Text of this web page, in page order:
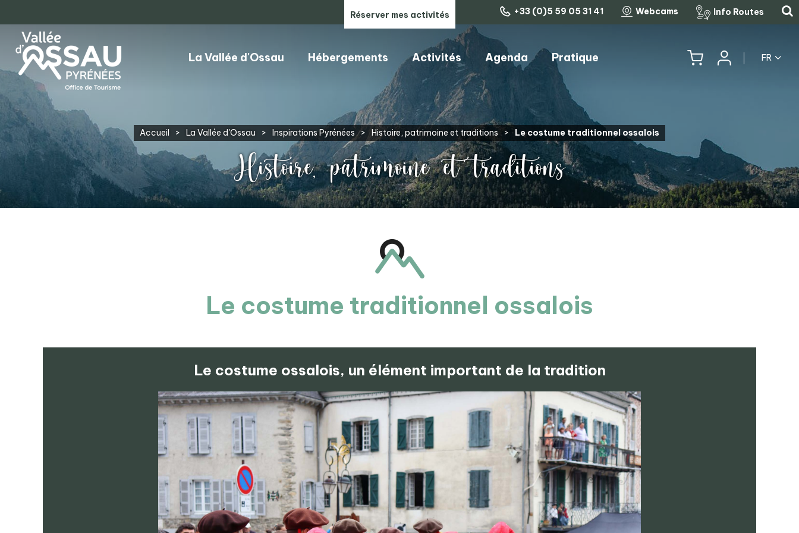
Réserver mes activités +33 (0)5 59 05 31 41 Webcams Info Routes
La Vallée d'Ossau Hébergements Activités Agenda Pratique FR
Accueil > La Vallée d'Ossau > Inspirations Pyrénées > Histoire, patrimoine et traditions > Le costume traditionnel ossalois
Histoire, patrimoine et traditions
Le costume traditionnel ossalois
Le costume ossalois, un élément important de la tradition